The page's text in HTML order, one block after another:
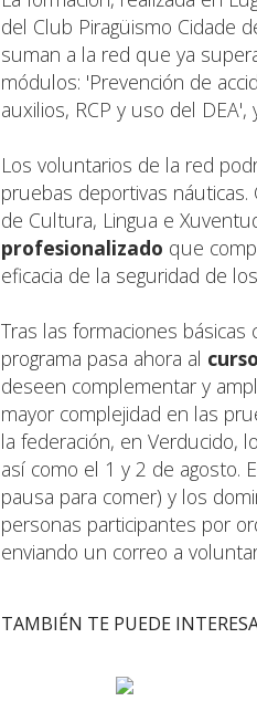
del Club Piragüismo Cidade
suman a la red que ya
módulos: 'Prevención de
auxilios, RCP y uso del
Los voluntarios de la red
pruebas deportivas náuticas.
de Cultura, Lingua e
profesionalizado que
eficacia de la seguridad de
Tras las formaciones básicas
programa pasa ahora al
deseen complementar y
mayor complejidad en las
la federación, en Verducido,
así como el 1 y 2 de agosto.
pausa para comer) y los
personas participantes por
enviando un correo a
TAMBIÉN TE PUEDE